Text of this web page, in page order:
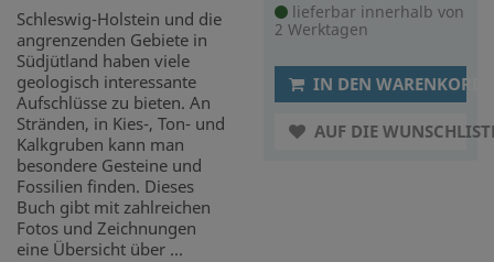
Schleswig-Holstein und die
angrenzenden Gebiete in
Südjütland haben viele
geologisch interessante
Aufschlüsse zu bieten. An
Stränden, in Kies-, Ton- und
Kalkgruben kann man
besondere Gesteine und
Fossilien finden. Dieses
Buch gibt mit zahlreichen
Fotos und Zeichnungen
eine Übersicht über ...
lieferbar innerhalb von
2 Werktagen
IN DEN WARENKORB
AUF DIE